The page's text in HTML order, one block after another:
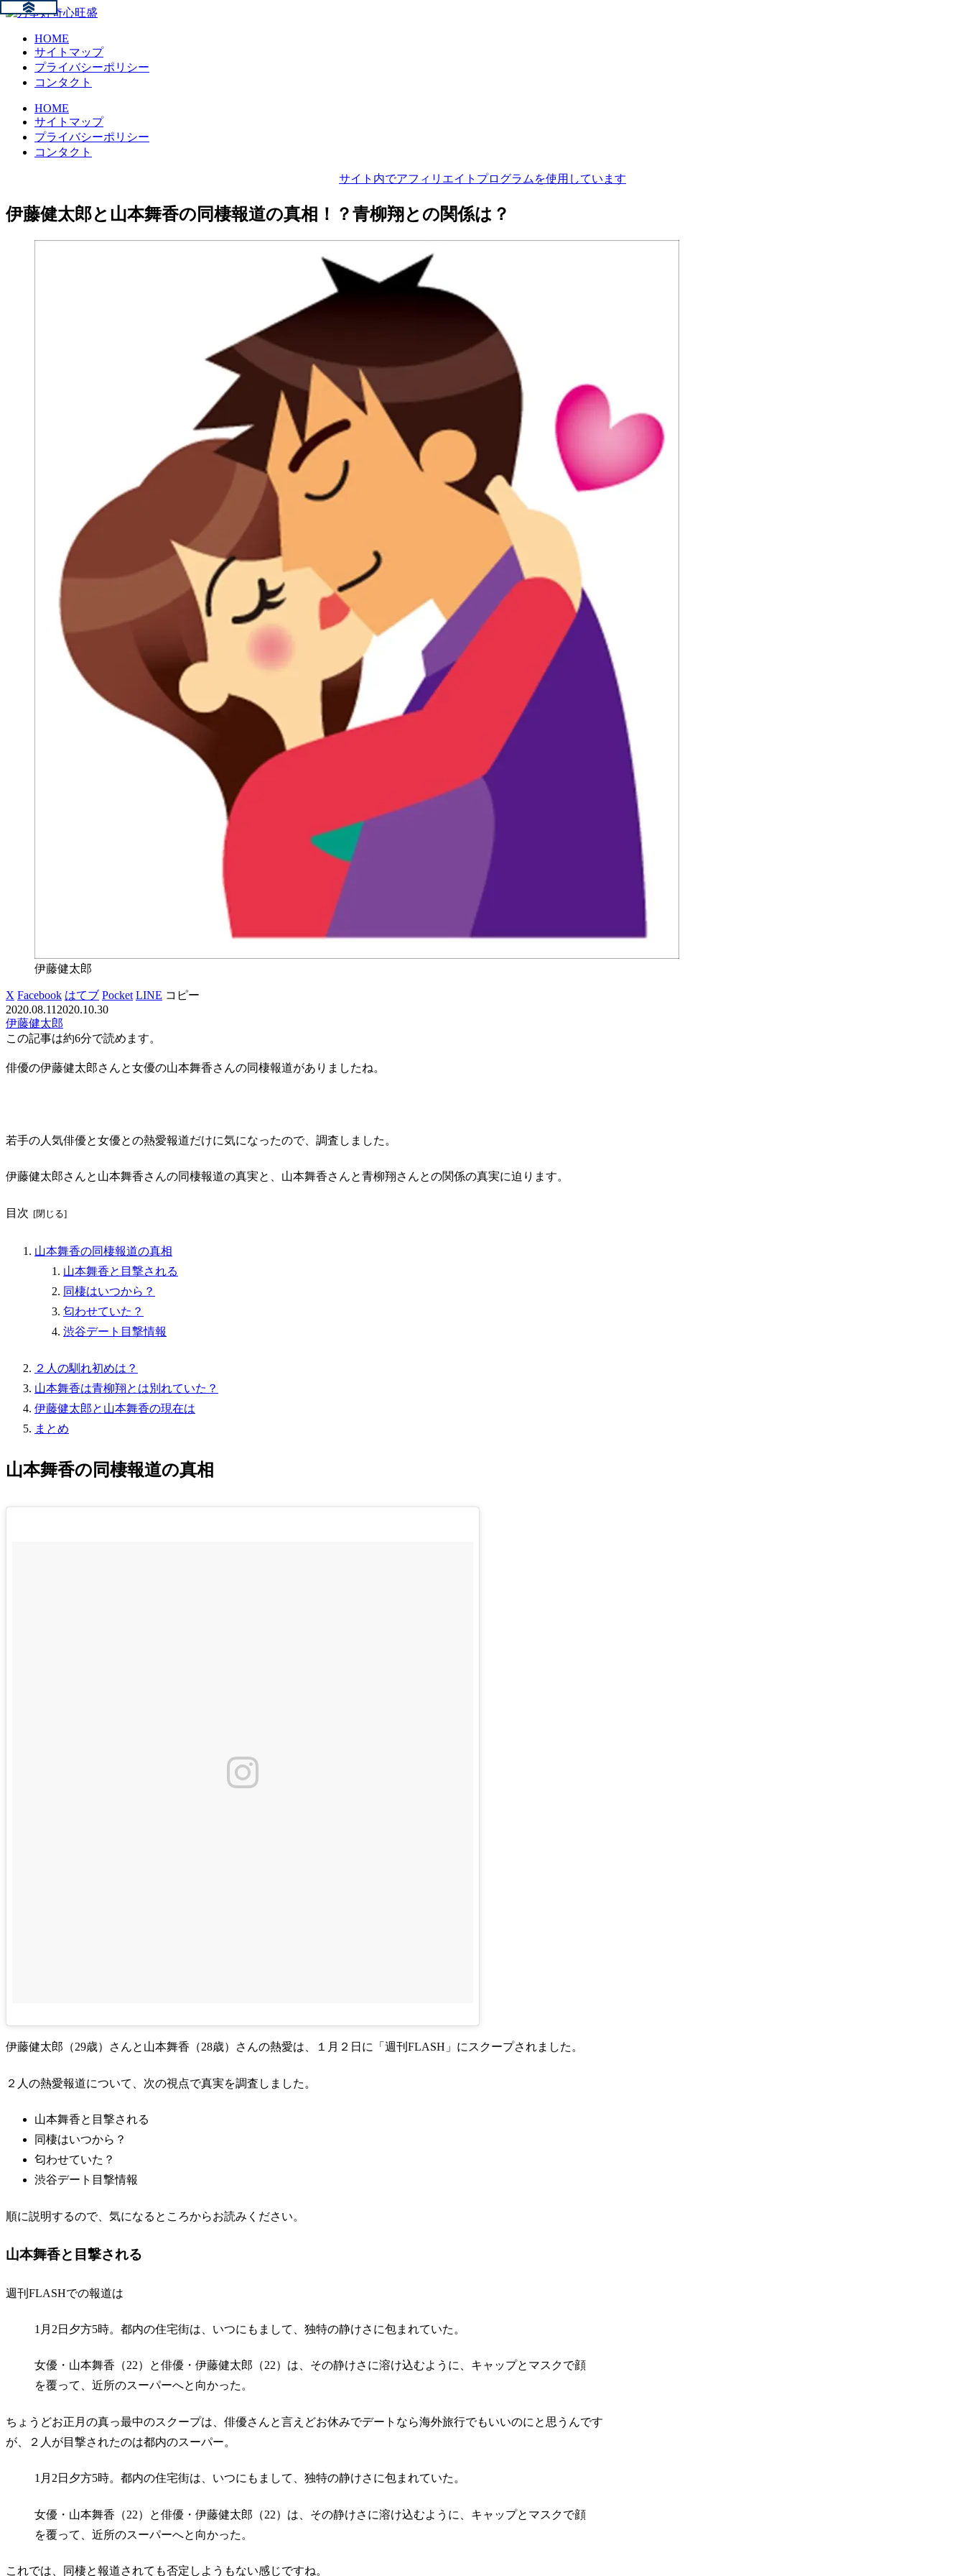
HOME
サイトマップ
プライバシーポリシー
コンタクト
HOME
サイトマップ
プライバシーポリシー
コンタクト
サイト内でアフィリエイトプログラムを使用しています
伊藤健太郎と山本舞香の同棲報道の真相！？青柳翔との関係は？
伊藤健太郎
X Facebook はてブ Pocket LINE コピー
2020.08.11 2020.10.30
伊藤健太郎
この記事は約6分で読めます。
俳優の伊藤健太郎さんと女優の山本舞香さんの同棲報道がありましたね。
若手の人気俳優と女優との熱愛報道だけに気になったので、調査しました。
伊藤健太郎さんと山本舞香さんの同棲報道の真実と、山本舞香さんと青柳翔さんとの関係の真実に迫ります。
目次
山本舞香の同棲報道の真相
山本舞香と目撃される
同棲はいつから？
匂わせていた？
渋谷デート目撃情報
２人の馴れ初めは？
山本舞香は青柳翔とは別れていた？
伊藤健太郎と山本舞香の現在は
まとめ
山本舞香の同棲報道の真相
伊藤健太郎（29歳）さんと山本舞香（28歳）さんの熱愛は、１月２日に「週刊FLASH」にスクープされました。
２人の熱愛報道について、次の視点で真実を調査しました。
山本舞香と目撃される
同棲はいつから？
匂わせていた？
渋谷デート目撃情報
順に説明するので、気になるところからお読みください。
山本舞香と目撃される
週刊FLASHでの報道は
1月2日夕方5時。都内の住宅街は、いつにもまして、独特の静けさに包まれていた。
女優・山本舞香（22）と俳優・伊藤健太郎（22）は、その静けさに溶け込むように、キャップとマスクで顔
を覆って、近所のスーパーへと向かった。
ちょうどお正月の真っ最中のスクープは、俳優さんと言えどお休みでデートなら海外旅行でもいいのにと思うんです
が、２人が目撃されたのは都内のスーパー。
1月2日夕方5時。都内の住宅街は、いつにもまして、独特の静けさに包まれていた。
女優・山本舞香（22）と俳優・伊藤健太郎（22）は、その静けさに溶け込むように、キャップとマスクで顔
を覆って、近所のスーパーへと向かった。
これでは、 同棲と報道されても否定しようもない感じですね。